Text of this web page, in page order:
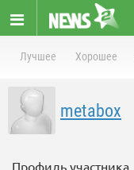
Лучшее Хорошее
metabox
Профиль участника